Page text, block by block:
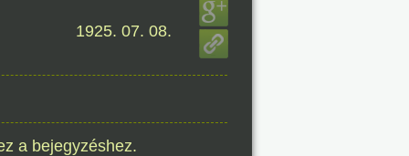
1925. 07. 08.
a bejegyzéshez.